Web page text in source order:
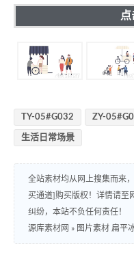
点
TY-05#G032 ZY-
生活日常场景
全站素材均从网上搜集而来
买通道]购买版权！详情请至
纠纷，本站不负任何责任！
源库素材网 » 图片素材 扁平